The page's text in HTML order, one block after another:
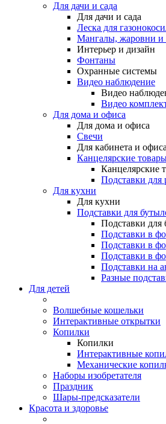
Для дачи и сада
Для дачи и сада
Леска для
Мангалы, жаровни и
Интерьер и дизайн
Фонтаны
Охранные системы
Видео наблюдение
Видео
Видео
Для дома и офиса
Для дома и офиса
Свечи
Для кабинета и офиса
Канцелярские
Канцелярские
Подставки для
Для кухни
Для кухни
Подставки для
Подставки для
Подставки в
Подставки в
Подставки в
Подставки на
Разные
Для детей
Волшебные кошельки
Интерактивные открытки
Копилки
Копилки
Интерактивные
Механические
Наборы изобретателя
Праздник
Шары-предсказатели
Красота и здоровье